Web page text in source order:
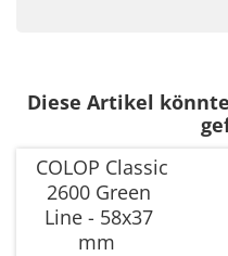
Diese Artikel
COLOP Classic
2600 Green
Line - 58x37
mm